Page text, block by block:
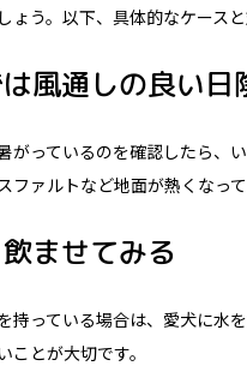
ょう。以下、具体的なケース
風通しの良い日
がっているのを確認したら、
ファルトなど地面が熱くなっ
ませてみる
持っている場合は、愛犬に水
ことが大切です。